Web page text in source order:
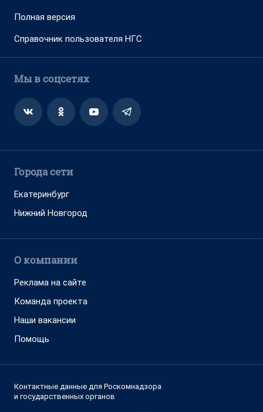
Полная версия
Справочник пользователя НГС
Мы в соцсетях
Города сети
Екатеринбург
Нижний Новгород
О компании
Реклама на сайте
Команда проекта
Наши вакансии
Помощь
Контактные данные для Роскомнадзора
и государственных органов